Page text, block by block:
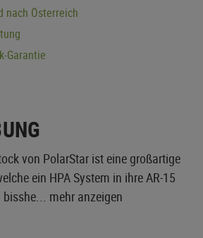
nach Österreich
Garantie
von PolarStar ist eine großartige
ein HPA System in ihre AR-15
mehr anzeigen